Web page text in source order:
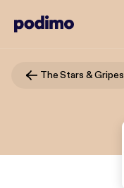
The Stars & Gripes